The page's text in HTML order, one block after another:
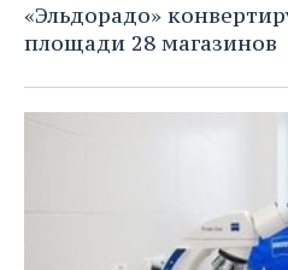
«Эльдорадо»
площади 28 магазинов